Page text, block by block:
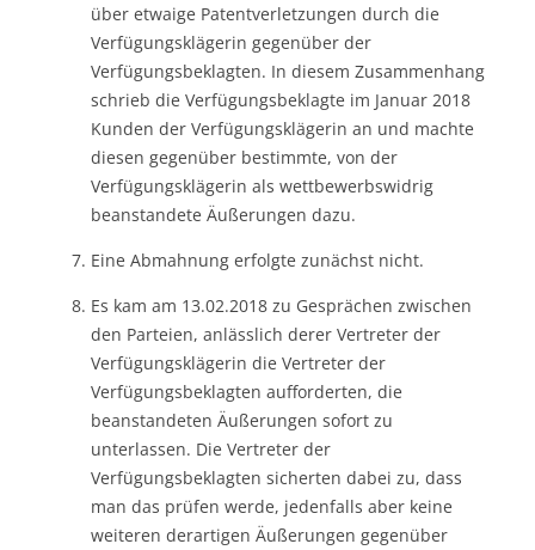
über etwaige Patentverletzungen durch die
Verfügungsklägerin gegenüber der
Verfügungsbeklagten. In diesem Zusammenhang
schrieb die Verfügungsbeklagte im Januar 2018
Kunden der Verfügungsklägerin an und machte
diesen gegenüber bestimmte, von der
Verfügungsklägerin als wettbewerbswidrig
beanstandete Äußerungen dazu.
Eine Abmahnung erfolgte zunächst nicht.
Es kam am 13.02.2018 zu Gesprächen zwischen
den Parteien, anlässlich derer Vertreter der
Verfügungsklägerin die Vertreter der
Verfügungsbeklagten aufforderten, die
beanstandeten Äußerungen sofort zu
unterlassen. Die Vertreter der
Verfügungsbeklagten sicherten dabei zu, dass
man das prüfen werde, jedenfalls aber keine
weiteren derartigen Äußerungen gegenüber